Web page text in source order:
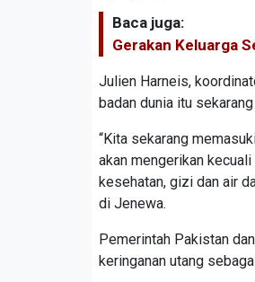
Baca juga:
Gerakan Keluarga
Julien Harneis,
badan dunia itu
“Kita sekarang
akan mengerikan
kesehatan, gizi dan air
di Jenewa.
Pemerintah Pakistan
keringanan utang